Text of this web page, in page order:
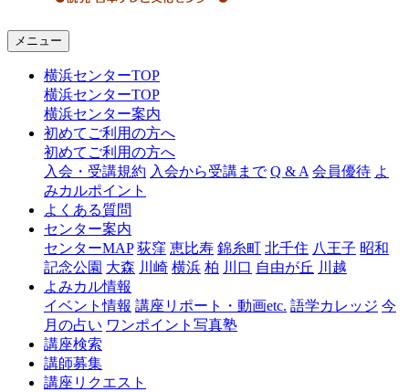
ャ
浜
メニュー
横浜センターTOP
横浜センターTOP
横浜センター案内
初めてご利用の方へ
初めてご利用の方へ
入会・受講規約 入会から受講まで Q & A 会員優待 よ
みカルポイント
よくある質問
センター案内
センターMAP 荻窪 恵比寿 錦糸町 北千住 八王子 昭和
記念公園 大森 川崎 横浜 柏 川口 自由が丘 川越
よみカル情報
イベント情報 講座リポート・動画etc. 語学カレッジ 今
月の占い ワンポイント写真塾
講座検索
講師募集
講座リクエスト